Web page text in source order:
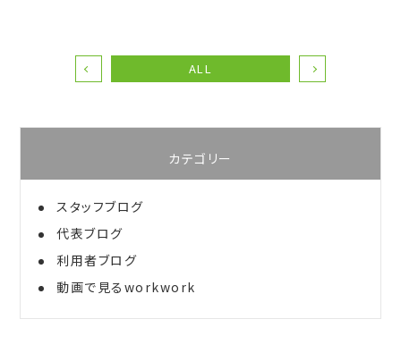
ALL
カテゴリー
スタッフブログ
代表ブログ
利用者ブログ
動画で見るworkwork